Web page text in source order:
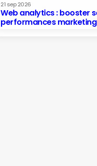
21 sep 2026
Web analytics : booster
performances marketing